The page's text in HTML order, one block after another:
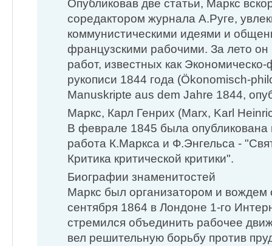
Опубликовав две статьи, Маркс
соредактором журнала А.Руге,
коммунистическими идеями и
французскими рабочими. За лето он
работ, известных как
рукописи 1844 года (Ökonomisch-
Manuskripte aus dem Jahre 1844,
Маркс, Карл Генрих (Marx, Karl
В феврале 1845 была опубликована
работа К.Маркса и Ф.Энгельса -
Критика критической критики".
Биографии знаменитостей
Маркс был организатором и вождем
сентября 1864 в Лондоне 1-го
стремился объединить рабочее
вел решительную борьбу против